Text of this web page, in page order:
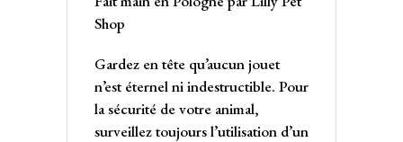
Shop
Gardez en tête qu’aucun jouet
n’est éternel ni indestructible. Pour
la sécurité de votre animal,
surveillez toujours l’utilisation d’un